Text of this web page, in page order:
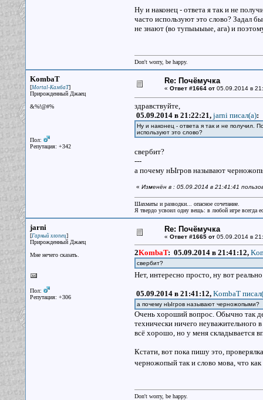
Ну и наконец - ответа я так и не
часто используют это слово? Задал
не знают (во тупыыыые, ага) и
Don't worry, be happy.
KombaT
[Mortal-КамбаТ]
Прирожденный Джаец
&%!@#%
Пол:
Репутация: +342
Re: Почёмучка
« Ответ #1664 от05.09.2014 в
здравствуйте,
05.09.2014 в 21:22:21, jarni писал(a):
Ну и наконец - ответа я так и не получил.
используют это слово?
свербит?
---
а почему нЫгров называют
« Изменён в : 05.09.2014 в 21:41:41
Шахматы и разводки... опасное сочетание.
Я твердо усвоил одну вещь: в любой игре всегда
jarni
[Гарный хлопец]
Прирожденный Джаец
Мне нечего сказать.
Пол:
Репутация: +306
Re: Почёмучка
« Ответ #1665 от05.09.2014 в
2KombaT: 05.09.2014 в 21:41:12,
свербит?
Нет, интересно просто, ну вот
05.09.2014 в 21:41:12, KombaT
а почему нЫгров называют черножопыми?
Очень хороший вопрос. Обычно так
технически ничего неуважительного
всё хорошо, но у меня складывается
Кстати, вот пока пишу это,
черножопый так и слово мова, что
Don't worry, be happy.